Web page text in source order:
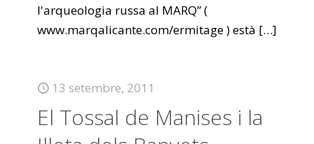
l'arqueologia russa al MARQ” (
www.marqalicante.com/ermitage ) està […]
13 setembre, 2011
El Tossal de Manises i la